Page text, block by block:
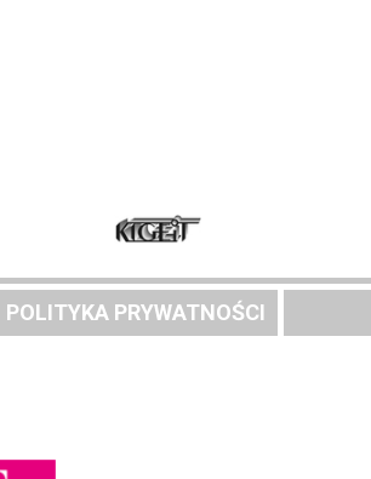
POLITYKA PRYWATNOŚCI